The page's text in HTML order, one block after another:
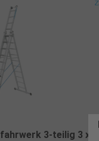
3-teilig 3 x 10